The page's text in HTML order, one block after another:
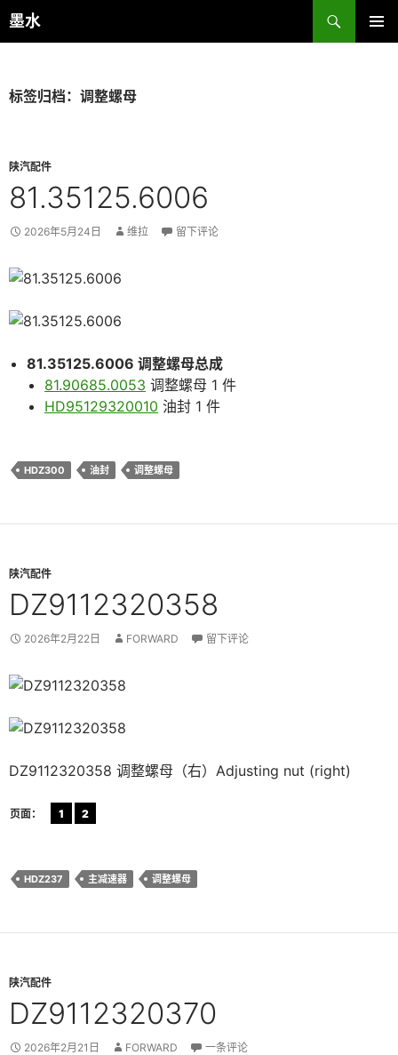
跳
至
墨水
搜
索
标签归档：调整螺母
陕汽配件
81.35125.6006
2026年5月24日 维拉 留下评论
81.35125.6006 调整螺母总成
81.90685.0053 调整螺母 1 件
HD95129320010 油封 1 件
HDZ300 油封 调整螺母
陕汽配件
DZ9112320358
2026年2月22日 FORWARD 留下评论
DZ9112320358 调整螺母（右）Adjusting nut (right)
页面： 1 2
HDZ237 主减速器 调整螺母
陕汽配件
DZ9112320370
2026年2月21日 FORWARD 一条评论